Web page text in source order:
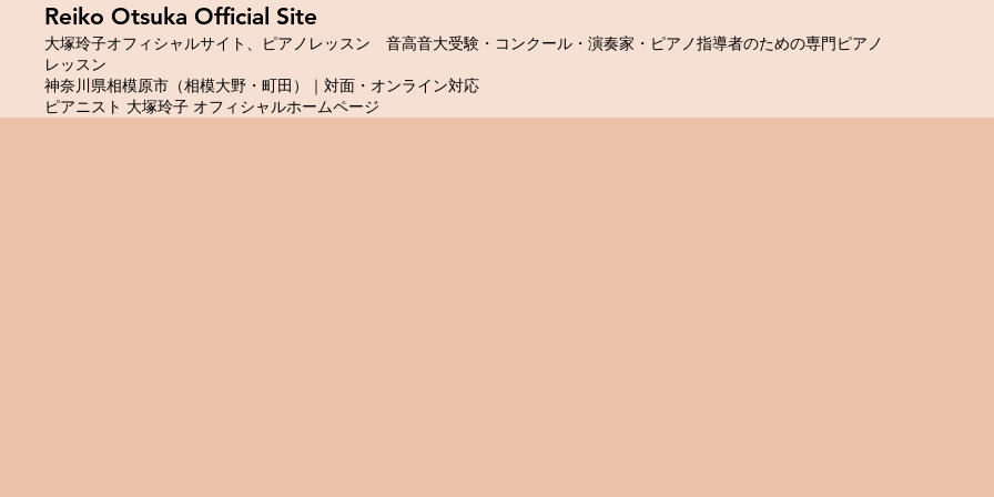
​Reiko Otsuka Official Site
大塚玲子オフィシャルサイト、ピアノレッスン 音高音大受験・コンクール・演奏家・ピアノ指導者のための専門ピアノ
レッスン
神奈川県相模原市（相模大野・町田）｜対面・オンライン対応
ピアニスト 大塚玲子 オフィシャルホームページ